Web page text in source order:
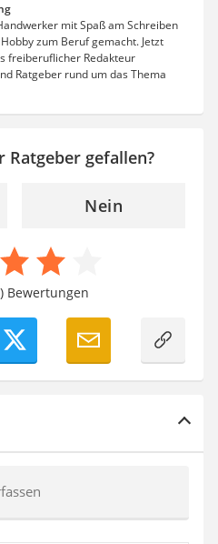
mit Spaß am Schreiben
zum Beruf gemacht. Jetzt
freiberuflicher Redakteur
Ratgeber rund um das Thema
Ratgeber gefallen?
Nein
Bewertungen